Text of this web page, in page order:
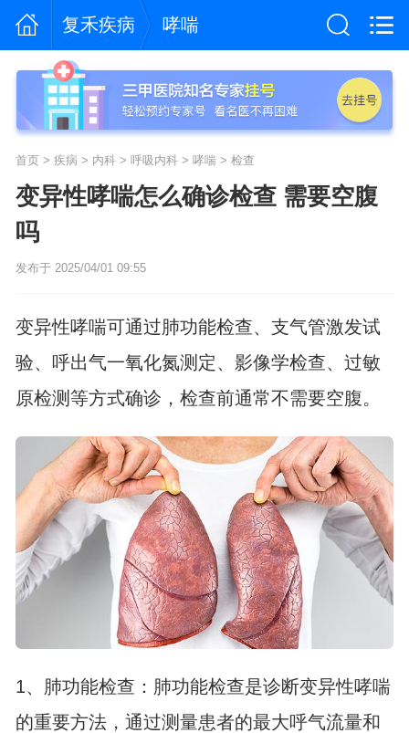
复禾疾病 哮喘
首页> 疾病 > 内科> 呼吸内科> 哮喘> 检查
变异性哮喘怎么确诊检查 需要空腹
吗
发布于 2025/04/01 09:55
变异性哮喘可通过肺功能检查、支气管激发试
验、呼出气一氧化氮测定、影像学检查、过敏
原检测等方式确诊，检查前通常不需要空腹。
1、肺功能检查：肺功能检查是诊断变异性哮喘
的重要方法，通过测量患者的最大呼气流量和